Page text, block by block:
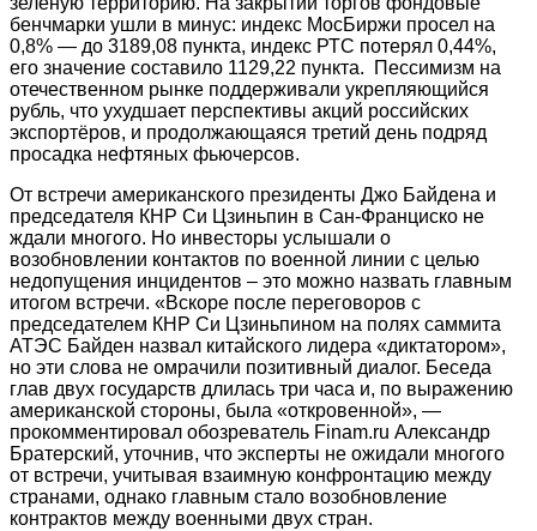
бенчмарки ушли в минус: индекс МосБиржи просел на
0,8% — до 3189,08 пункта, индекс РТС потерял 0,44%,
его значение составило 1129,22 пункта.
Пессимизм на
отечественном рынке поддерживали укрепляющийся
рубль, что ухудшает перспективы акций российских
экспортёров, и продолжающаяся третий день подряд
просадка нефтяных фьючерсов.
От встречи американского президенты Джо Байдена и
председателя КНР Си Цзиньпин в Сан-Франциско не
ждали многого. Но инвесторы услышали о
возобновлении контактов по военной линии с целью
недопущения инцидентов – это можно назвать главным
итогом встречи. «Вскоре после переговоров с
председателем КНР Си Цзиньпином на полях саммита
АТЭС Байден назвал китайского лидера «диктатором»,
но эти слова не омрачили позитивный диалог. Беседа
глав двух государств длилась три часа и, по выражению
американской стороны, была «откровенной», —
прокомментировал обозреватель Finam.ru Александр
Братерский, уточнив, что эксперты не ожидали многого
от встречи, учитывая взаимную конфронтацию между
странами, однако главным стало возобновление
контрактов между военными двух стран.